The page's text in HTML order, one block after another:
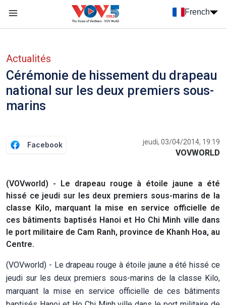
French
Actualités
Cérémonie de hissement du drapeau
national sur les deux premiers sous-
marins
Facebook jeudi, 03/04/2014, 19:19
VOVWORLD
(VOVworld) - Le drapeau rouge à étoile jaune a été
hissé ce jeudi sur les deux premiers sous-marins de la
classe Kilo, marquant la mise en service officielle de
ces bâtiments baptisés Hanoi et Ho Chi Minh ville dans
le port militaire de Cam Ranh, province de Khanh Hoa, au
Centre.
(VOVworld) - Le drapeau rouge à étoile jaune a été hissé ce
jeudi sur les deux premiers sous-marins de la classe Kilo,
marquant la mise en service officielle de ces bâtiments